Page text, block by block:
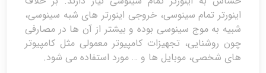
اینورتر تمام سینوسی، خروجی اینورتر های شبه سینوسی،
شبیه به موج سینوسی بوده و بیشتر از آن ها در مصارفی
چون روشنایی، تجهیزات کامپیوتر معمولی مثل کامپیوتر
های شخصی، موبایل ها و … مورد استفاده می شود.